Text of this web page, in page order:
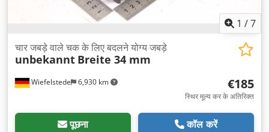
1 /7
Wiefelstede 6,930 km
चार जबड़े वाले चक के लिए बदलने योग्य जबड़े
unbekannt Breite 34 mm
€185
स्थिर मूल्य कर के अतिरिक्त
पूछना कॉल करें